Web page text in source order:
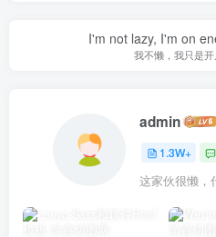
I'm not lazy, I'm on
我不懒，我只是
admin
1.3W+
这家伙很懒，